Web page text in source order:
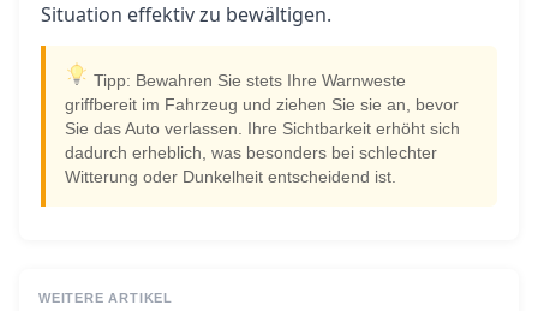
Situation effektiv zu bewältigen.
Tipp: Bewahren Sie stets Ihre Warnweste
griffbereit im Fahrzeug und ziehen Sie sie an, bevor
Sie das Auto verlassen. Ihre Sichtbarkeit erhöht sich
dadurch erheblich, was besonders bei schlechter
Witterung oder Dunkelheit entscheidend ist.
WEITERE ARTIKEL